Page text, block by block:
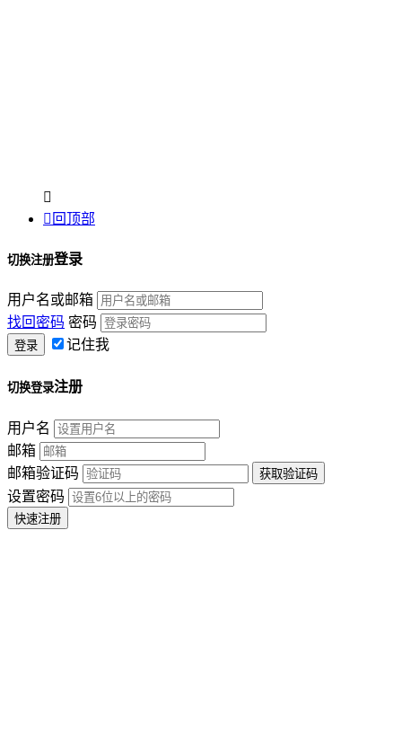

 回顶部
切换注册登录
用户名或邮箱
找回密码 密码
记住我
切换登录注册
用户名
邮箱
邮箱验证码
设置密码